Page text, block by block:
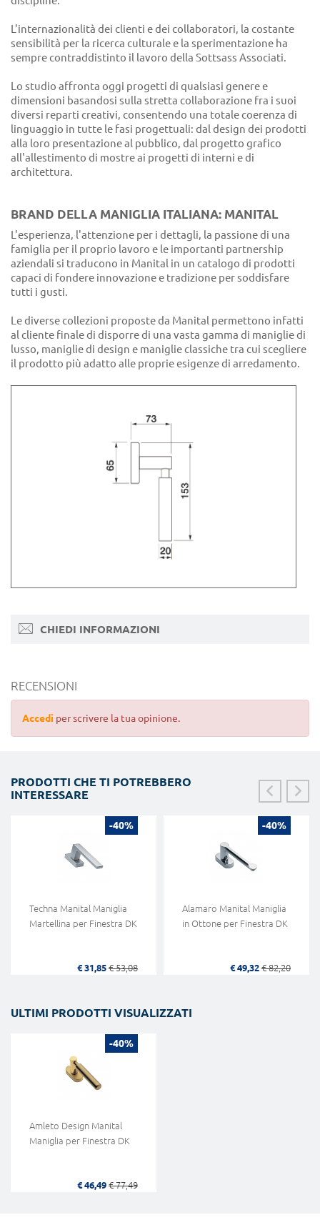
L'internazionalità dei clienti e dei collaboratori, la costante
sensibilità per la ricerca culturale e la sperimentazione ha
sempre contraddistinto il lavoro della Sottsass Associati.
Lo studio affronta oggi progetti di qualsiasi genere e
dimensioni basandosi sulla stretta collaborazione fra i suoi
diversi reparti creativi, consentendo una totale coerenza di
linguaggio in tutte le fasi progettuali: dal design dei prodotti
alla loro presentazione al pubblico, dal progetto grafico
all'allestimento di mostre ai progetti di interni e di
architettura.
BRAND DELLA MANIGLIA ITALIANA: MANITAL
L'esperienza, l'attenzione per i dettagli, la passione di una
famiglia per il proprio lavoro e le importanti partnership
aziendali si traducono in Manital in un catalogo di prodotti
capaci di fondere innovazione e tradizione per soddisfare
tutti i gusti.
Le diverse collezioni proposte da Manital permettono infatti
al cliente finale di disporre di una vasta gamma di maniglie di
lusso, maniglie di design e maniglie classiche tra cui scegliere
il prodotto più adatto alle proprie esigenze di arredamento.
CHIEDI INFORMAZIONI
RECENSIONI
Accedi per scrivere la tua opinione.
PRODOTTI CHE TI POTREBBERO
INTERESSARE
-40%
Techna Manital Maniglia
Martellina per Finestra DK
€ 31,85 € 53,08
-40%
Alamaro Manital Maniglia
in Ottone per Finestra DK
€ 49,32 € 82,20
ULTIMI PRODOTTI VISUALIZZATI
-40%
Amleto Design Manital
Maniglia per Finestra DK
€ 46,49 € 77,49